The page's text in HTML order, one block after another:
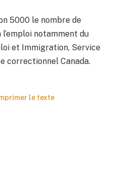
5000 le nombre de
notamment du
et Immigration, Service
correctionnel Canada.
le texte